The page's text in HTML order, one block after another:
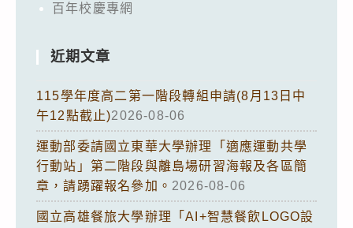
百年校慶專網
近期文章
115學年度高二第一階段轉組申請(8月13日中
午12點截止)2026-08-06
運動部委請國立東華大學辦理「適應運動共學
行動站」第二階段與離島場研習海報及各區簡
章，請踴躍報名參加。 2026-08-06
國立高雄餐旅大學辦理「AI+智慧餐飲LOGO設